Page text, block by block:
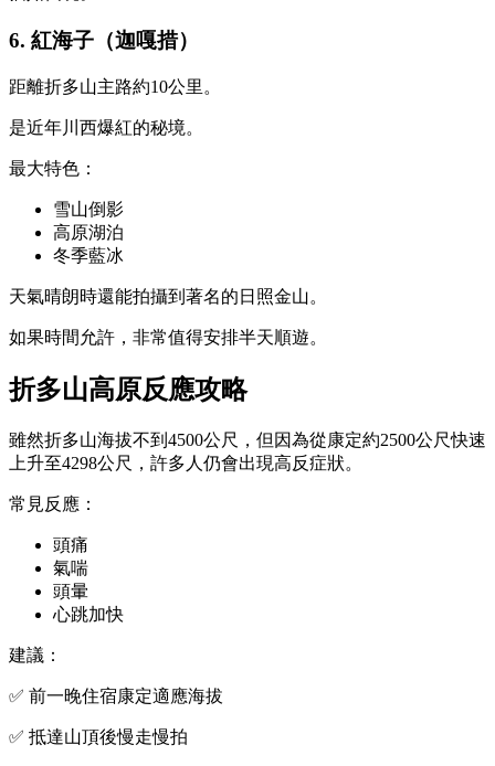
6. 紅海子（迦嘎措）
距離折多山主路約10公里。
是近年川西爆紅的秘境。
最大特色：
雪山倒影
高原湖泊
冬季藍冰
天氣晴朗時還能拍攝到著名的日照金山。
如果時間允許，非常值得安排半天順遊。
折多山高原反應攻略
雖然折多山海拔不到4500公尺，但因為從康定約2500公尺快速
上升至4298公尺，許多人仍會出現高反症狀。
常見反應：
頭痛
氣喘
頭暈
心跳加快
建議：
✅ 前一晚住宿康定適應海拔
✅ 抵達山頂後慢走慢拍